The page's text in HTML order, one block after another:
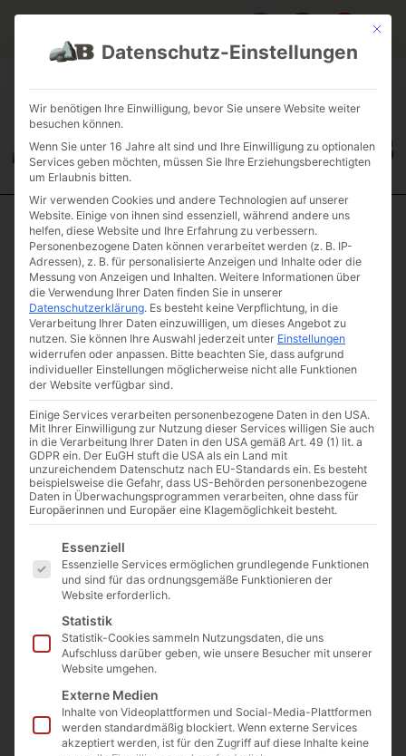
JOBS
FUHRPARK
Start/Fahrzeuge/ LKW Dreiachser mit Vierachs Tieflader
LKW Dreiachser
mit Vierachs
Tieflader
Artikelnummer: 26T4ACHSTIEF
€190,40 (inkl. MwSt.)
Beschreibung
Mit dem großen Vierachs-Tieflader lassen sich auch
unsere extrem großen und schweren Maschinen
effizient transportieren.
Mit ca. 8t Eigengewicht lassen sich Gesamtlasten von
ca. 40t realisieren.
Durch seine 16-fache Radialbereifung werden auch die
schwersten Gewichte sehr gut verteilt.
Preis gilt pro Arbeitsstunde inklusive Fahrer, Treibstoff &
Maut.
Mit
Datenschutz-Einstellungen
Wir benötigen Ihre Einwilligung, bevor Sie unsere Website weiter
besuchen können.
Wenn Sie unter 16 Jahre alt sind und Ihre Einwilligung zu optionalen
Services geben möchten, müssen Sie Ihre Erziehungsberechtigten
um Erlaubnis bitten.
Wir verwenden Cookies und andere Technologien auf unserer
Website. Einige von ihnen sind essenziell, während andere uns
helfen, diese Website und Ihre Erfahrung zu verbessern.
Personenbezogene Daten können verarbeitet werden (z. B. IP-
Adressen), z. B. für personalisierte Anzeigen und Inhalte oder die
Messung von Anzeigen und Inhalten. Weitere Informationen über
die Verwendung Ihrer Daten finden Sie in unserer
Datenschutzerklärung. Es besteht keine Verpflichtung, in die
Verarbeitung Ihrer Daten einzuwilligen, um dieses Angebot zu
nutzen. Sie können Ihre Auswahl jederzeit unter Einstellungen
widerrufen oder anpassen. Bitte beachten Sie, dass aufgrund
individueller Einstellungen möglicherweise nicht alle Funktionen
der Website verfügbar sind.
Einige Services verarbeiten personenbezogene Daten in den USA.
Mit Ihrer Einwilligung zur Nutzung dieser Services willigen Sie auch
in die Verarbeitung Ihrer Daten in den USA gemäß Art. 49 (1) lit. a
GDPR ein. Der EuGH stuft die USA als ein Land mit
unzureichendem Datenschutz nach EU-Standards ein. Es besteht
beispielsweise die Gefahr, dass US-Behörden personenbezogene
Daten in Überwachungsprogrammen verarbeiten, ohne dass für
Europäerinnen und Europäer eine Klagemöglichkeit besteht.
Es folgt eine Liste der Service-Gruppen, für die eine
Essenziell
Essenzielle Services ermöglichen grundlegende Funktionen
und sind für das ordnungsgemäße Funktionieren der
Website erforderlich.
Statistik
Statistik-Cookies sammeln Nutzungsdaten, die uns
Aufschluss darüber geben, wie unsere Besucher mit unserer
Website umgehen.
Externe Medien
Inhalte von Videoplattformen und Social-Media-Plattformen
werden standardmäßig blockiert. Wenn externe Services
akzeptiert werden, ist für den Zugriff auf diese Inhalte keine